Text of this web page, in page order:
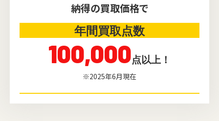
納得の買取価格で
年間買取点数
100,000点以上！
※2025年6月現在